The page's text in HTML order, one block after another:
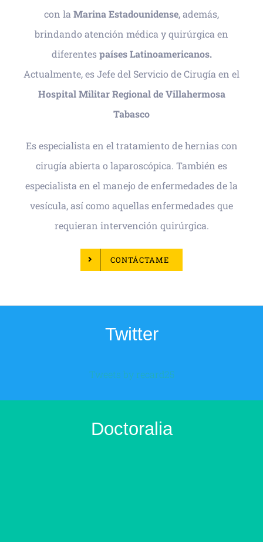
con la Marina Estadounidense, además,
brindando atención médica y quirúrgica en
diferentespaíses Latinoamericanos.
Actualmente, es Jefe del Servicio de Cirugía en el
Hospital Militar Regional de Villahermosa
Tabasco
Es especialista en el tratamiento de hernias con
cirugía abierta o laparoscópica. También es
especialista en el manejo de enfermedades de la
vesícula, así como aquellas enfermedades que
requieran intervención quirúrgica.
CONTÁCTAME
Twitter
Tweets by recard25
Doctoralia